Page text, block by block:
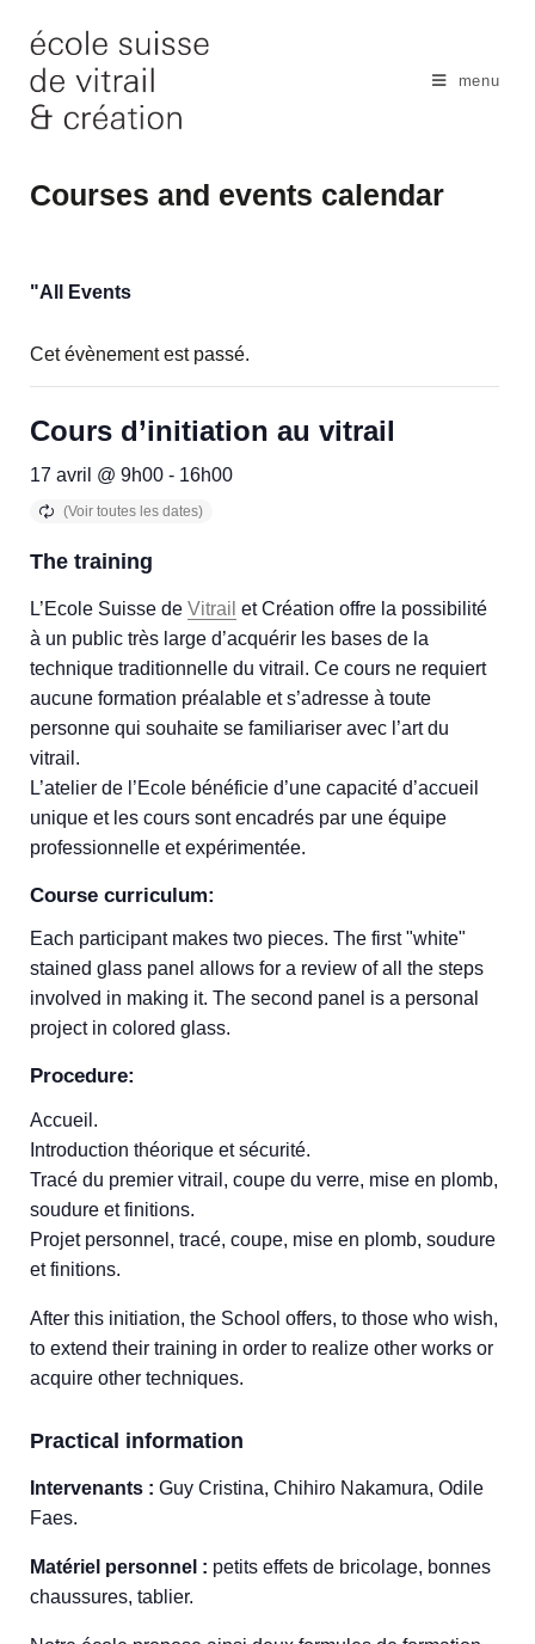
content
menu
Courses and events calendar
"All Events
Cet évènement est passé.
Cours d’initiation au vitrail
17 avril @ 9h00 - 16h00
The training
L’Ecole Suisse de Vitrail et Création offre la possibilité
à un public très large d’acquérir les bases de la
technique traditionnelle du vitrail. Ce cours ne requiert
aucune formation préalable et s’adresse à toute
personne qui souhaite se familiariser avec l’art du
vitrail.
L’atelier de l’Ecole bénéficie d’une capacité d’accueil
unique et les cours sont encadrés par une équipe
professionnelle et expérimentée.
Course curriculum:
Each participant makes two pieces. The first "white"
stained glass panel allows for a review of all the steps
involved in making it. The second panel is a personal
project in colored glass.
Procedure:
Accueil.
Introduction théorique et sécurité.
Tracé du premier vitrail, coupe du verre, mise en plomb,
soudure et finitions.
Projet personnel, tracé, coupe, mise en plomb, soudure
et finitions.
After this initiation, the School offers, to those who wish,
to extend their training in order to realize other works or
acquire other techniques.
Practical information
Intervenants : Guy Cristina, Chihiro Nakamura, Odile
Faes.
Matériel personnel : petits effets de bricolage, bonnes
chaussures, tablier.